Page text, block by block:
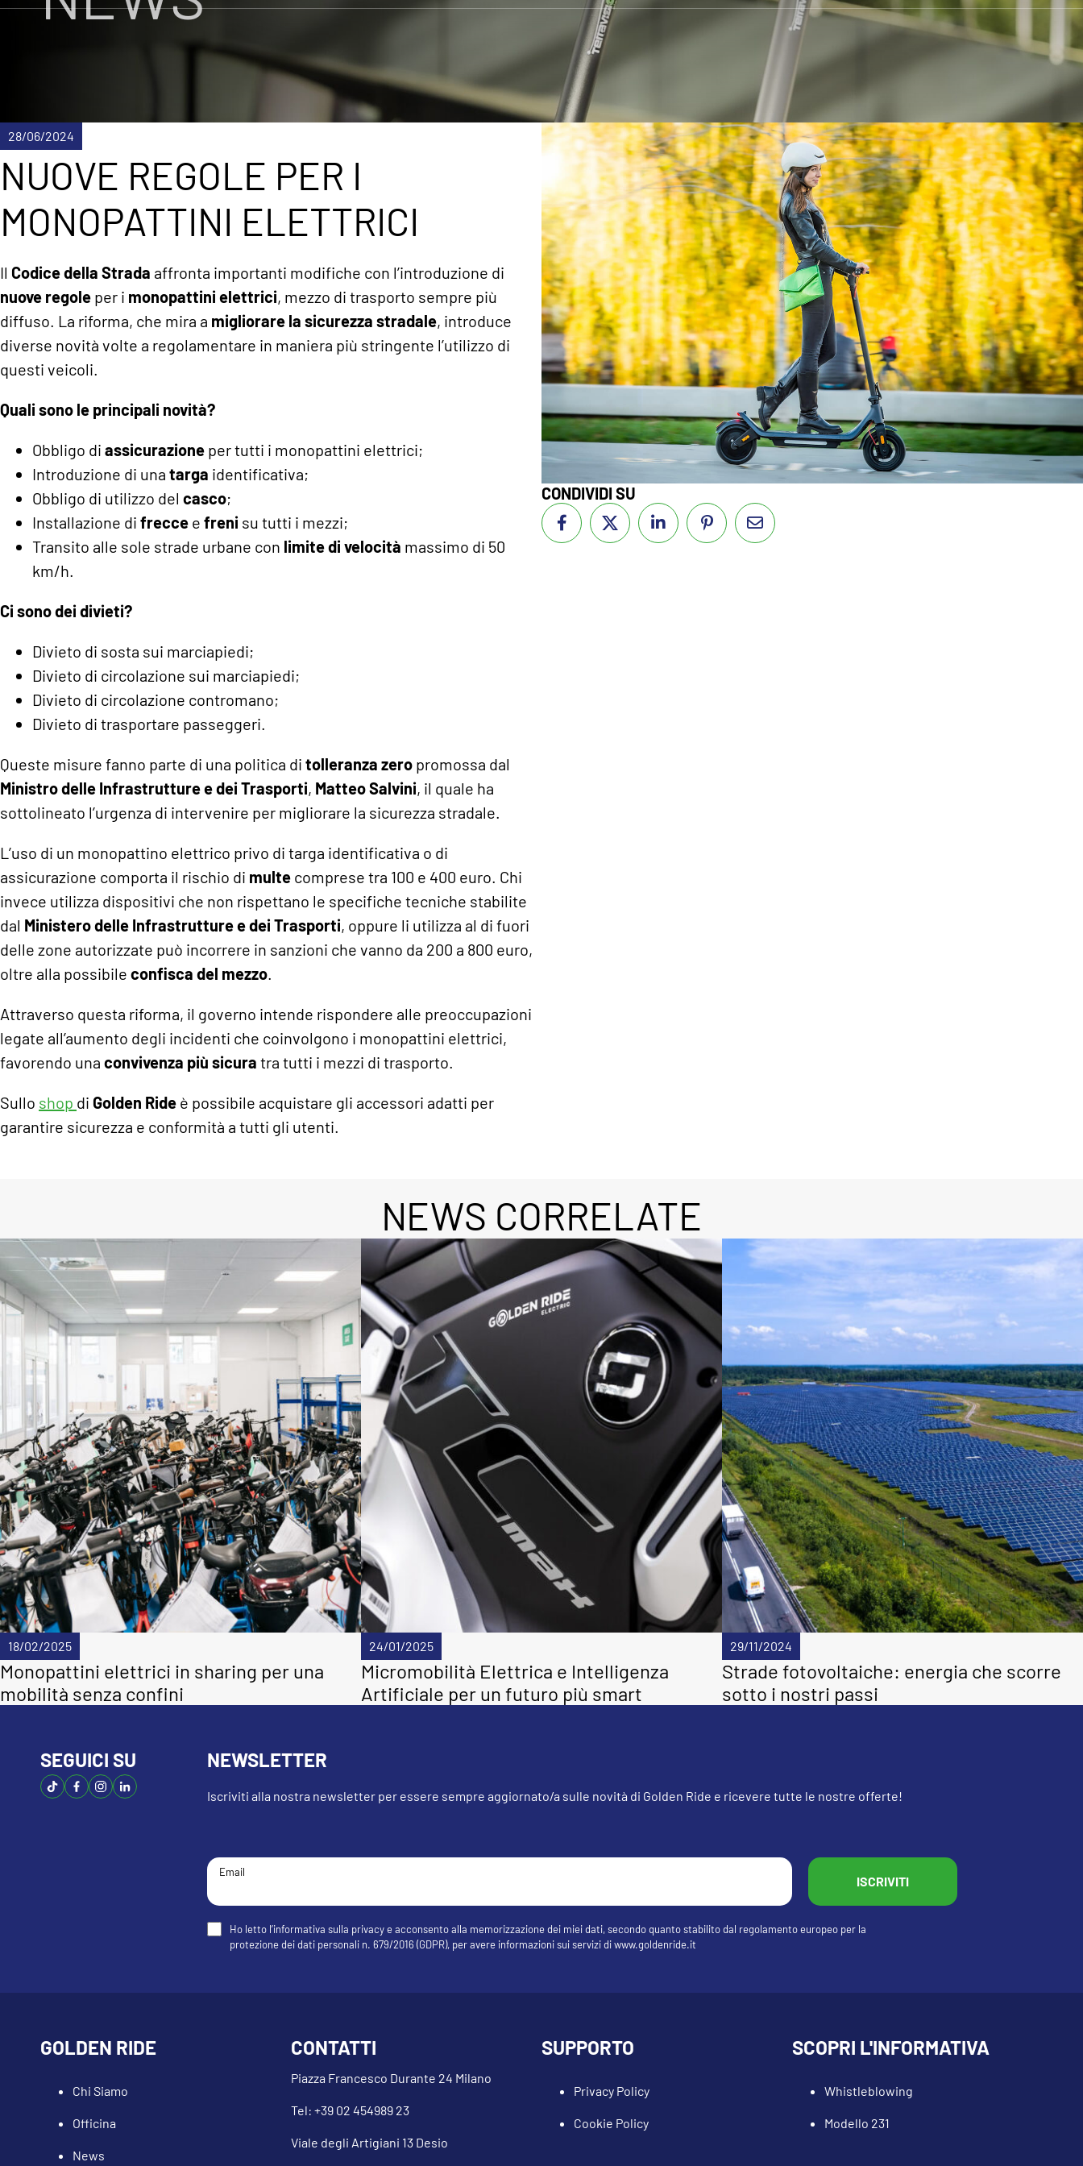
28/06/2024
NUOVE REGOLE PER I
MONOPATTINI ELETTRICI
Il Codice della Strada affronta importanti modifiche con l’introduzione di
nuove regole per i monopattini elettrici, mezzo di trasporto sempre più
diffuso. La riforma, che mira a migliorare la sicurezza stradale, introduce
diverse novità volte a regolamentare in maniera più stringente l’utilizzo di
questi veicoli.
Quali sono le principali novità?
Obbligo di assicurazione per tutti i monopattini elettrici;
Introduzione di una targa identificativa;
Obbligo di utilizzo del casco;
Installazione di frecce e freni su tutti i mezzi;
Transito alle sole strade urbane con limite di velocità massimo di 50
km/h.
Ci sono dei divieti?
Divieto di sosta sui marciapiedi;
Divieto di circolazione sui marciapiedi;
Divieto di circolazione contromano;
Divieto di trasportare passeggeri.
Queste misure fanno parte di una politica di tolleranza zero promossa dal
Ministro delle Infrastrutture e dei Trasporti, Matteo Salvini, il quale ha
sottolineato l’urgenza di intervenire per migliorare la sicurezza stradale.
L’uso di un monopattino elettrico privo di targa identificativa o di
assicurazione comporta il rischio di multe comprese tra 100 e 400 euro. Chi
invece utilizza dispositivi che non rispettano le specifiche tecniche stabilite
dal Ministero delle Infrastrutture e dei Trasporti, oppure li utilizza al di fuori
delle zone autorizzate può incorrere in sanzioni che vanno da 200 a 800 euro,
oltre alla possibile confisca del mezzo.
Attraverso questa riforma, il governo intende rispondere alle preoccupazioni
legate all’aumento degli incidenti che coinvolgono i monopattini elettrici,
favorendo una convivenza più sicura tra tutti i mezzi di trasporto.
Sullo shop di Golden Ride è possibile acquistare gli accessori adatti per
garantire sicurezza e conformità a tutti gli utenti.
CONDIVIDI SU
NEWS CORRELATE
18/02/2025
Monopattini elettrici in sharing per una
mobilità senza confini
24/01/2025
Micromobilità Elettrica e Intelligenza
Artificiale per un futuro più smart
29/11/2024
Strade fotovoltaiche: energia che scorre
sotto i nostri passi
SEGUICI SU NEWSLETTER
Iscriviti alla nostra newsletter per essere sempre aggiornato/a sulle novità di Golden Ride e ricevere tutte le nostre offerte!
Email
Ho letto l’informativa sulla privacy e acconsento alla memorizzazione dei miei dati, secondo quanto stabilito dal regolamento europeo per la
protezione dei dati personali n. 679/2016 (GDPR), per avere informazioni sui servizi di www.goldenride.it
GOLDEN RIDE
Chi Siamo
Officina
News
CONTATTI
Piazza Francesco Durante 24 Milano
Tel: +39 02 454989 23
Viale degli Artigiani 13 Desio
SUPPORTO
Privacy Policy
Cookie Policy
SCOPRI L'INFORMATIVA
Whistleblowing
Modello 231